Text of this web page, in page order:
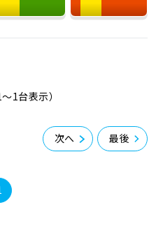
1台表示）
次へ 最後